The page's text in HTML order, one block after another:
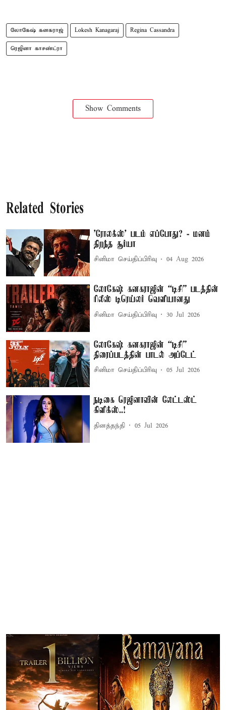
லோகேஷ் கனகராஜ் Lokesh Kanagaraj Regina Cassandra
ரெஜினா காசண்ட்ரா
Show Comments
Related Stories
'ரோலக்ஸ்' படம் எப்போது? - மனம்
திறந்த சூர்யா
சினிமா செய்திப்பிரிவு 04 Aug 2026
லோகேஷ் கனகராஜின் “டிசி” படத்தின்
ரிலீஸ் டிரெய்லர் வெளியானது
சினிமா செய்திப்பிரிவு 30 Jul 2026
லோகேஷ் கனகராஜின் “டிசி”
திரைப்படத்தின் பாடல் அப்டேட்
சினிமா செய்திப்பிரிவு 05 Jul 2026
நடிகை ரெஜினாவின் லேட்டஸ்ட்
கிளிக்ஸ்..!
தினத்தந்தி 05 Jul 2026